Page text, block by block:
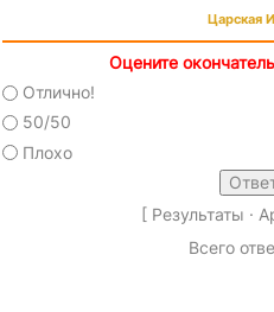
Царская
Оцените
Отлично!
50/50
Плохо
[ Результаты ·
Всего